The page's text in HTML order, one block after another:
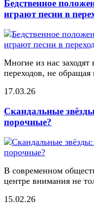
Бедственное
играют песни в
Многие из нас
переходов, не
17.03.26
Скандальные
порочные?
В современном
центре внимания не
15.02.26